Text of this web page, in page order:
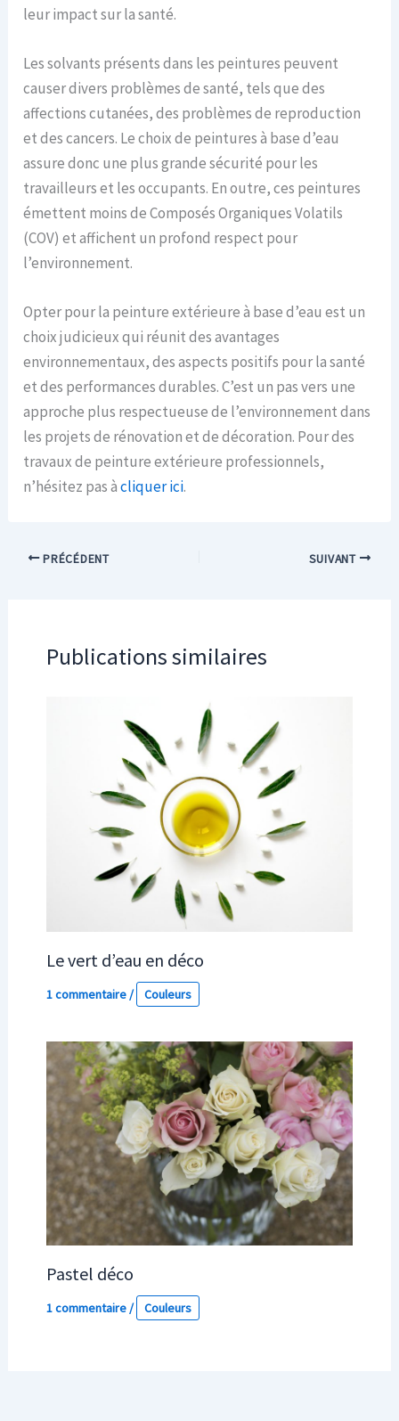
leur impact sur la santé.
Les solvants présents dans les peintures peuvent
causer divers problèmes de santé, tels que des
affections cutanées, des problèmes de reproduction
et des cancers. Le choix de peintures à base d’eau
assure donc une plus grande sécurité pour les
travailleurs et les occupants. En outre, ces peintures
émettent moins de Composés Organiques Volatils
(COV) et affichent un profond respect pour
l’environnement.
Opter pour la peinture extérieure à base d’eau est un
choix judicieux qui réunit des avantages
environnementaux, des aspects positifs pour la santé
et des performances durables. C’est un pas vers une
approche plus respectueuse de l’environnement dans
les projets de rénovation et de décoration. Pour des
travaux de peinture extérieure professionnels,
n’hésitez pas àcliquerici.
PRÉCÉDENT SUIVANT
Publications similaires
Le vert d’eau en déco
1 commentaire/ Couleurs
Pastel déco
1 commentaire/ Couleurs